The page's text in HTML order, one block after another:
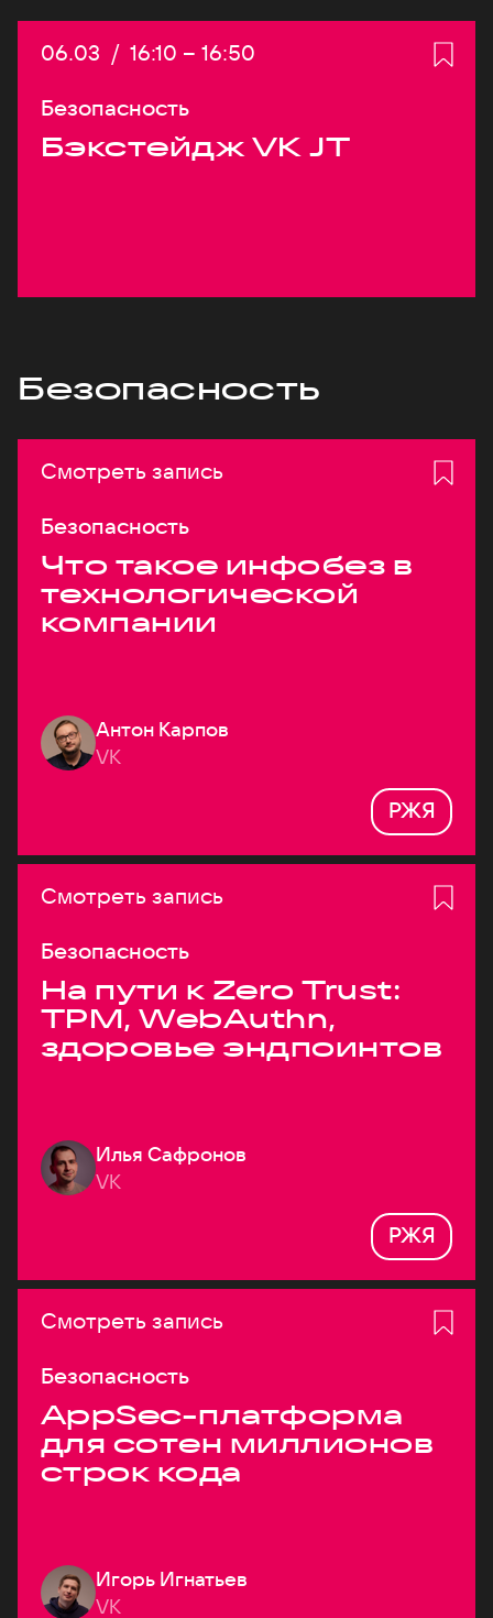
Дата:
06.03 / Начало:
16:10 – Конец:
16:50
Безопасность
Бэкстейдж VK JT
Безопасность
Смотреть запись
Безопасность
Что такое инфобез в
технологической
компании
Антон Карпов
VK
РЖЯ
Смотреть запись
Безопасность
На пути к Zero Trust:
TPM, WebAuthn,
здоровье эндпоинтов
Илья Сафронов
VK
РЖЯ
Смотреть запись
Безопасность
AppSec-платформа
для сотен миллионов
строк кода
Игорь Игнатьев
VK